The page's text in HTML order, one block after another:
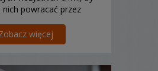
powracać przez
więcej